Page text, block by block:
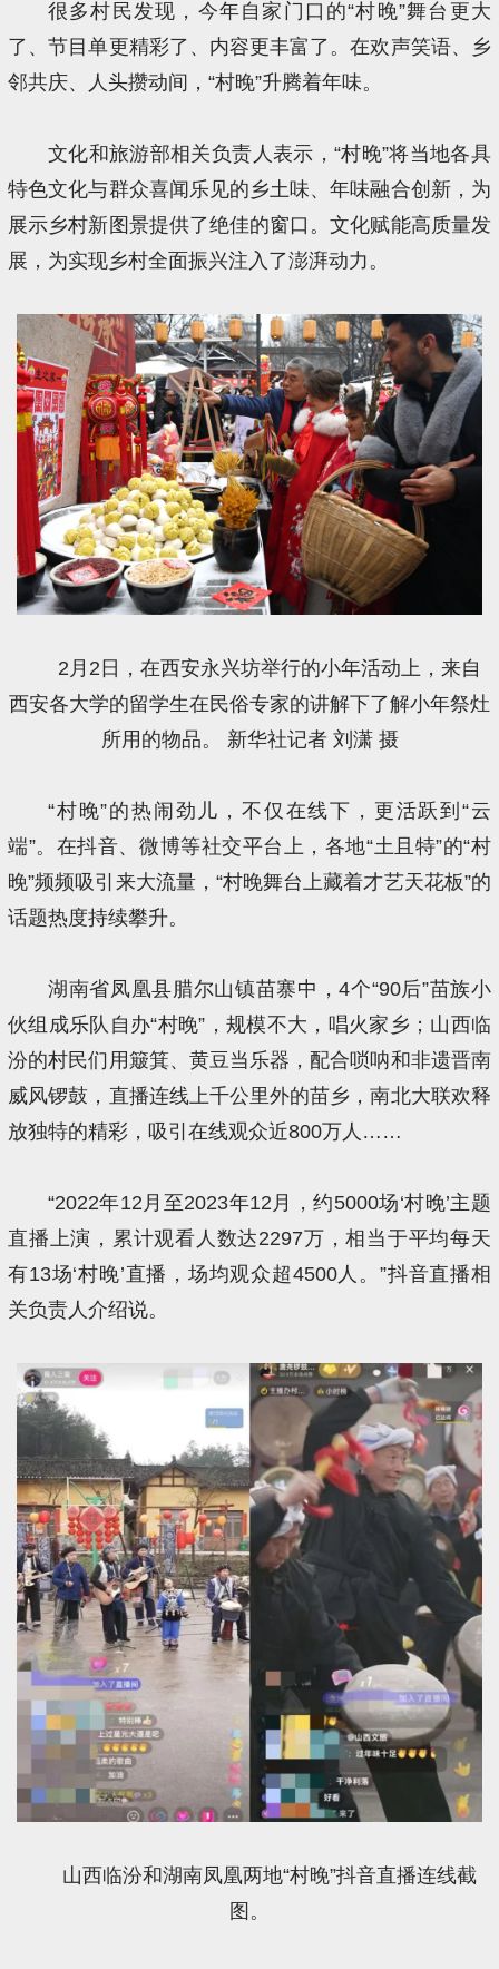
很多村民发现，今年自家门口的“村晚”舞台更大
了、节目单更精彩了、内容更丰富了。在欢声笑语、乡
邻共庆、人头攒动间，“村晚”升腾着年味。
文化和旅游部相关负责人表示，“村晚”将当地各具
特色文化与群众喜闻乐见的乡土味、年味融合创新，为
展示乡村新图景提供了绝佳的窗口。文化赋能高质量发
展，为实现乡村全面振兴注入了澎湃动力。
2月2日，在西安永兴坊举行的小年活动上，来自
西安各大学的留学生在民俗专家的讲解下了解小年祭灶
所用的物品。 新华社记者 刘潇 摄
“村晚”的热闹劲儿，不仅在线下，更活跃到“云
端”。在抖音、微博等社交平台上，各地“土且特”的“村
晚”频频吸引来大流量，“村晚舞台上藏着才艺天花板”的
话题热度持续攀升。
湖南省凤凰县腊尔山镇苗寨中，4个“90后”苗族小
伙组成乐队自办“村晚”，规模不大，唱火家乡；山西临
汾的村民们用簸箕、黄豆当乐器，配合唢呐和非遗晋南
威风锣鼓，直播连线上千公里外的苗乡，南北大联欢释
放独特的精彩，吸引在线观众近800万人……
“2022年12月至2023年12月，约5000场‘村晚’主题
直播上演，累计观看人数达2297万，相当于平均每天
有13场‘村晚’直播，场均观众超4500人。”抖音直播相
关负责人介绍说。
山西临汾和湖南凤凰两地“村晚”抖音直播连线截
图。